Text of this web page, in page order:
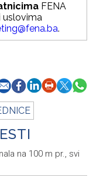
FENA
uslovima
.
na 100 m pr., svi